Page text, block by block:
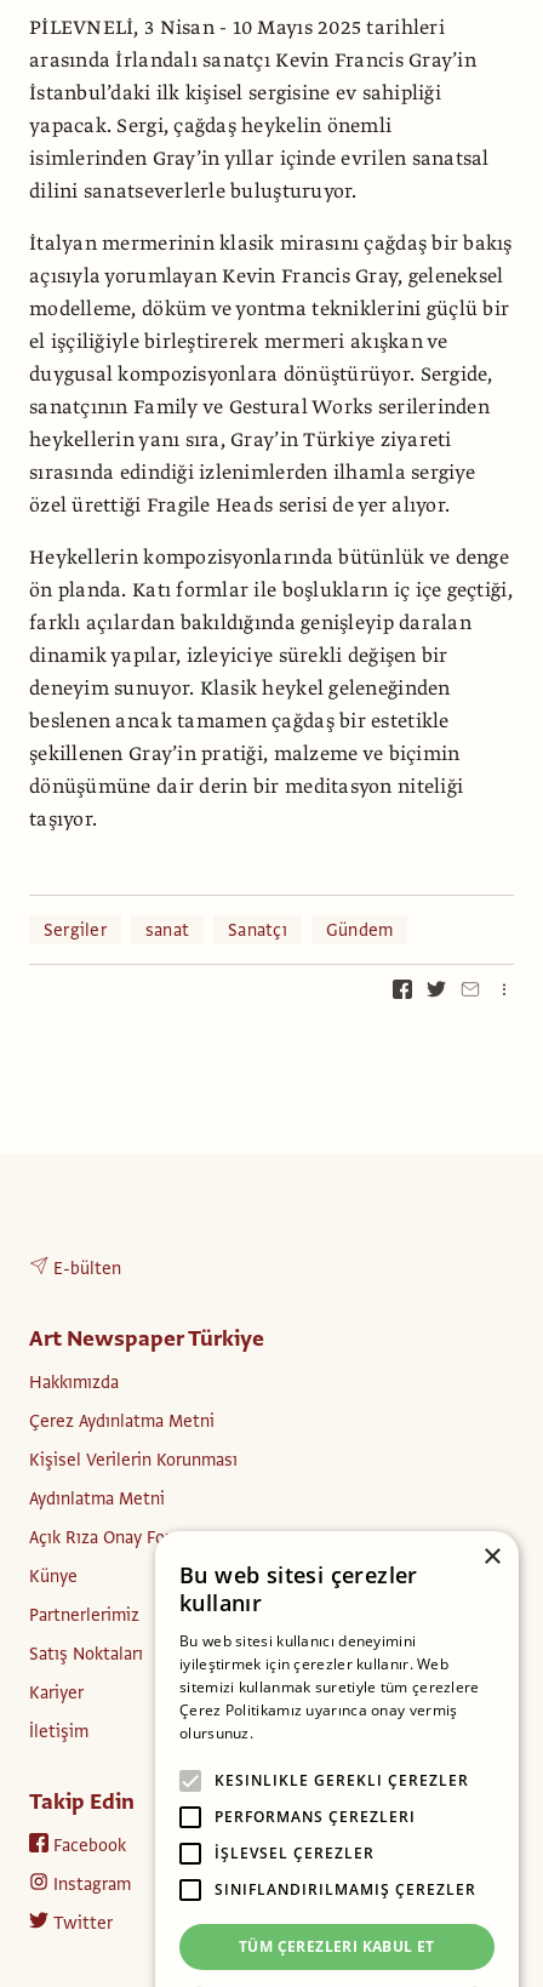
PİLEVNELİ, 3 Nisan - 10 Mayıs 2025 tarihleri
arasında İrlandalı sanatçı Kevin Francis Gray’in
İstanbul’daki ilk kişisel sergisine ev sahipliği
yapacak. Sergi, çağdaş heykelin önemli
isimlerinden Gray’in yıllar içinde evrilen sanatsal
dilini sanatseverlerle buluşturuyor.
İtalyan mermerinin klasik mirasını çağdaş bir bakış
açısıyla yorumlayan Kevin Francis Gray, geleneksel
modelleme, döküm ve yontma tekniklerini güçlü bir
el işçiliğiyle birleştirerek mermeri akışkan ve
duygusal kompozisyonlara dönüştürüyor. Sergide,
sanatçının Family ve Gestural Works serilerinden
heykellerin yanı sıra, Gray’in Türkiye ziyareti
sırasında edindiği izlenimlerden ilhamla sergiye
özel ürettiği Fragile Heads serisi de yer alıyor.
Heykellerin kompozisyonlarında bütünlük ve denge
ön planda. Katı formlar ile boşlukların iç içe geçtiği,
farklı açılardan bakıldığında genişleyip daralan
dinamik yapılar, izleyiciye sürekli değişen bir
deneyim sunuyor. Klasik heykel geleneğinden
beslenen ancak tamamen çağdaş bir estetikle
şekillenen Gray’in pratiği, malzeme ve biçimin
dönüşümüne dair derin bir meditasyon niteliği
taşıyor.
Sergiler sanat Sanatçı Gündem
E-bülten
Art Newspaper Türkiye
Hakkımızda
Çerez Aydınlatma Metni
Kişisel Verilerin Korunması
Aydınlatma Metni
Açık Rıza Onay Formu
Künye
Partnerlerimiz
Satış Noktaları
Kariyer
İletişim
Takip Edin
Facebook
Instagram
Twitter
×
Bu web sitesi çerezler
kullanır
Bu web sitesi kullanıcı deneyimini
iyileştirmek için çerezler kullanır. Web
sitemizi kullanmak suretiyle tüm çerezlere
Çerez Politikamız uyarınca onay vermiş
olursunuz.
KESINLIKLE GEREKLI ÇEREZLER
PERFORMANS ÇEREZLERI
İŞLEVSEL ÇEREZLER
SINIFLANDIRILMAMIŞ ÇEREZLER
TÜM ÇEREZLERI KABUL ET